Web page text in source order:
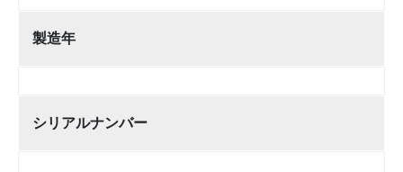
製造年
シリアルナンバー